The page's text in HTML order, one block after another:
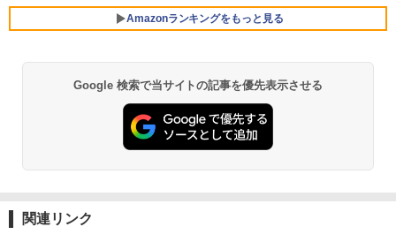
トパソコン オフィス付き 中古PC ノート
PC｜テンキー WEBカメラ 内蔵 Bluetoo
￥34,800
【中古】Aランク Dell OptiPlex 5090SF
F 第11世代 i7 11700 メモリ16GB NVMe
￥69,800
￥12,900
Amazonランキングをもっと見る
BRUCE WAYNE feat. Flo Milli, ATL Jacob
[Explicit]
￥250
by Amazon 天然水 ラベルレス 500ml ×24本
富士山の天然水 バナジウム含有 水 ミネラル
ウォーター ペットボトル 静岡県産 500ミリリ
ットル (Smart Basic)
￥1,380
薬屋のひとりごと 17巻 (デジタル版ビッグガ
ンガンコミックス)
￥770
Google 検索で当サイトの記事を優先表示させる
関連リンク